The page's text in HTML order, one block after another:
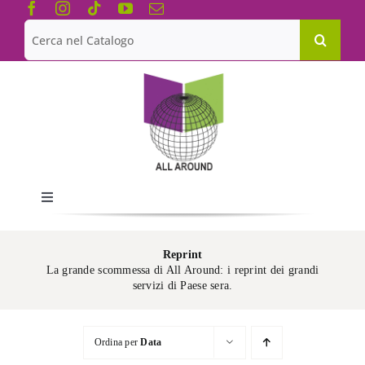
Salta
contenuto
Cerca
per:
Toggle
Navigation
Reprint
La grande scommessa di All Around: i reprint dei grandi
servizi di Paese sera.
Ordina perData